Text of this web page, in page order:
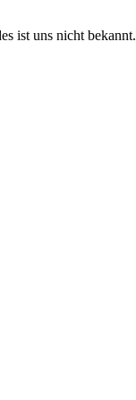
ist uns nicht bekannt.